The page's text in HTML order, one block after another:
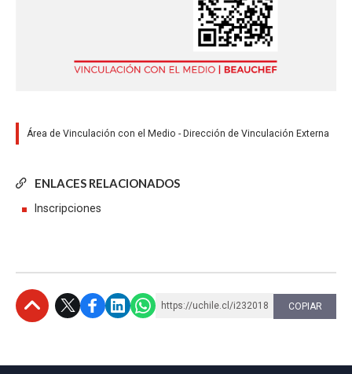
ENLACES RELACIONADOS
Inscripciones
Área de Vinculación con el Medio - Dirección de Vinculación Externa
https://uchile.cl/i232018 COPIAR